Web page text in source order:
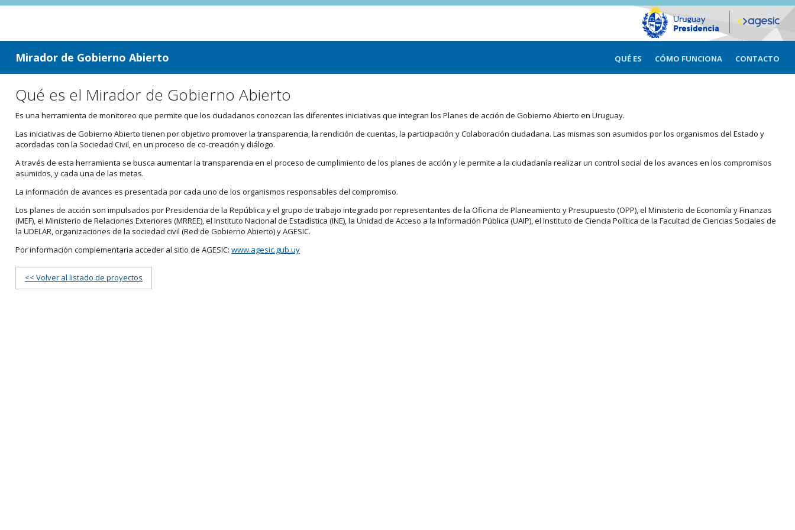
ir a contenido
ir al menú
Mirador de Gobierno Abierto QUÉ ES CÓMO FUNCIONA CONTACTO
Qué es el Mirador de Gobierno Abierto
Es una herramienta de monitoreo que permite que los ciudadanos conozcan las diferentes iniciativas que integran los Planes de acción de Gobierno Abierto en Uruguay.
Las iniciativas de Gobierno Abierto tienen por objetivo promover la transparencia, la rendición de cuentas, la participación y Colaboración ciudadana. Las mismas son asumidos por los organismos del Estado y
acordadas con la Sociedad Civil, en un proceso de co-creación y diálogo.
A través de esta herramienta se busca aumentar la transparencia en el proceso de cumplimiento de los planes de acción y le permite a la ciudadanía realizar un control social de los avances en los compromisos
asumidos, y cada una de las metas.
La información de avances es presentada por cada uno de los organismos responsables del compromiso.
Los planes de acción son impulsados por Presidencia de la República y el grupo de trabajo integrado por representantes de la Oficina de Planeamiento y Presupuesto (OPP), el Ministerio de Economía y Finanzas
(MEF), el Ministerio de Relaciones Exteriores (MRREE), el Instituto Nacional de Estadística (INE), la Unidad de Acceso a la Información Pública (UAIP), el Instituto de Ciencia Política de la Facultad de Ciencias Sociales de
la UDELAR, organizaciones de la sociedad civil (Red de Gobierno Abierto) y AGESIC.
Por información complementaria acceder al sitio de AGESIC: www.agesic.gub.uy
<< Volver al listado de proyectos